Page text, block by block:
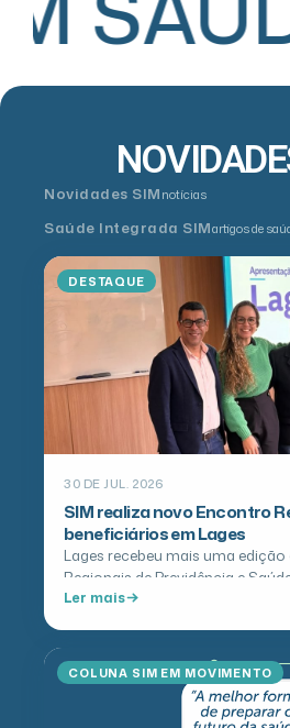
Novidades SIM notícias
Saúde Integrada SIMartigos de
DESTAQUE
30 DE JUL. 2026
SIM realiza novo Encontro
beneficiários em Lages
Lages recebeu mais uma
Regionais de Previdência e
beneficiários da SIM e da Fusesc
Ler mais
COLUNA SIM EM MOVIMENTO